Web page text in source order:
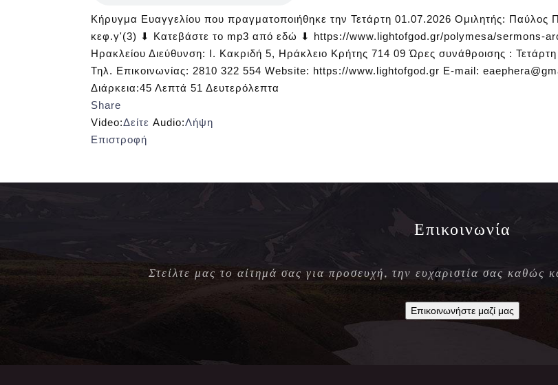
Κήρυγμα Ευαγγελίου που πραγματοποιήθηκε την Τετάρτη 01.07.2026 Ομιλητής:
κεφ.γ'(3) ⬇ Κατεβάστε το mp3 από εδώ ⬇ https://www.lightofgod.gr/polymesa/sermons-
Ηρακλείου Διεύθυνση: Ι. Κακριδή 5, Ηράκλειο Κρήτης 714 09 Ώρες συνάθροισης :
Τηλ. Επικοινωνίας: 2810 322 554 Website: https://www.lightofgod.gr E-mail:
Διάρκεια:45 Λεπτά 51 Δευτερόλεπτα
Share
Video:Δείτε Audio:Λήψη
Επιστροφή
Επικοινωνία
Στείλτε μας το αίτημά σας για προσευχή, την ευχαριστία σας καθώς
Επικοινωνήστε μαζί μας